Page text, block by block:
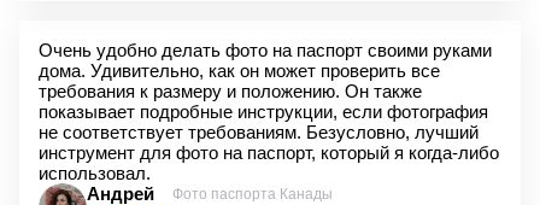
Очень удобно делать фото на паспорт своими руками
дома. Удивительно, как он может проверить все
требования к размеру и положению. Он также
показывает подробные инструкции, если фотография
не соответствует требованиям. Безусловно, лучший
инструмент для фото на паспорт, который я когда-либо
использовал.
Андрей
Фото паспорта Канады